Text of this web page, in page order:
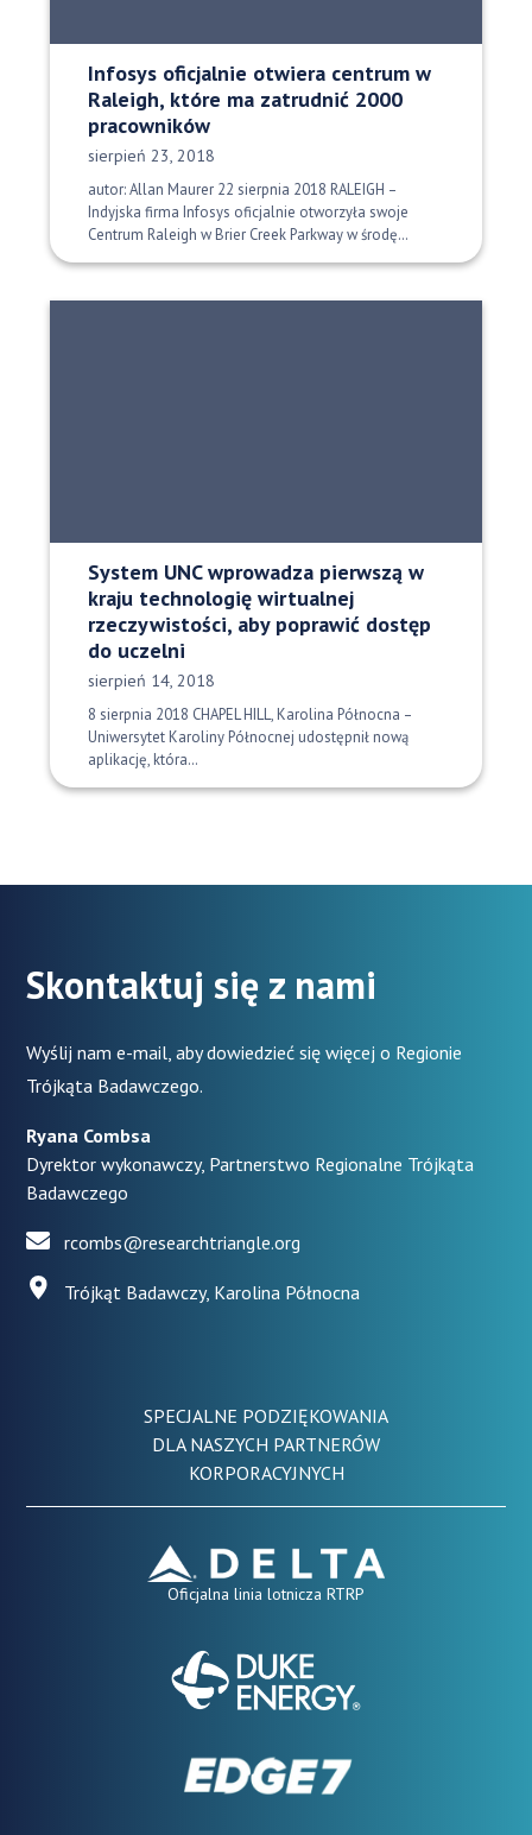
Infosys oficjalnie otwiera centrum w
Raleigh, które ma zatrudnić 2000
pracowników
Data opublikowania:
sierpień 23, 2018
autor: Allan Maurer 22 sierpnia 2018 RALEIGH –
Indyjska firma Infosys oficjalnie otworzyła swoje
Centrum Raleigh w Brier Creek Parkway w środę…
System UNC wprowadza pierwszą w
kraju technologię wirtualnej
rzeczywistości, aby poprawić dostęp
do uczelni
Data opublikowania:
sierpień 14, 2018
8 sierpnia 2018 CHAPEL HILL, Karolina Północna –
Uniwersytet Karoliny Północnej udostępnił nową
aplikację, która…
Skontaktuj się z nami
Wyślij nam e-mail, aby dowiedzieć się więcej o Regionie
Trójkąta Badawczego.
Ryana Combsa
Dyrektor wykonawczy, Partnerstwo Regionalne Trójkąta
Badawczego
rcombs@researchtriangle.org
Trójkąt Badawczy, Karolina Północna
SPECJALNE PODZIĘKOWANIA
DLA NASZYCH PARTNERÓW
KORPORACYJNYCH
Oficjalna linia lotnicza RTRP